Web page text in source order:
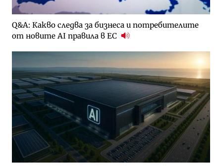
Q&A: Какво следва за бизнеса и потребителите
от новите AI правила в ЕС